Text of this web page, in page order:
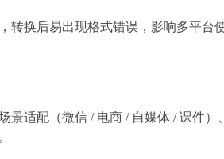
转换后易出现格式错误，影响多平台
景适配（微信 / 电商 / 自媒体 / 课件）